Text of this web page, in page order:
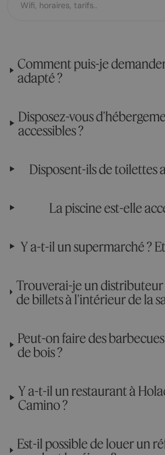
Comment puis-je
adapté ?
Disposez-vous
accessibles ?
Disposent-ils de toilettes
La piscine est-elle
Y a-t-il un supermarché ?
Trouverai-je un
de billets à l'intérieur de la
Peut-on faire des
de bois ?
Y a-t-il un restaurant à
Camino ?
Est-il possible de louer un